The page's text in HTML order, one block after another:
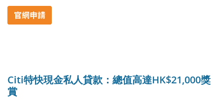
Citi特快現金私人貸款：總值高達HK$21,000獎
賞